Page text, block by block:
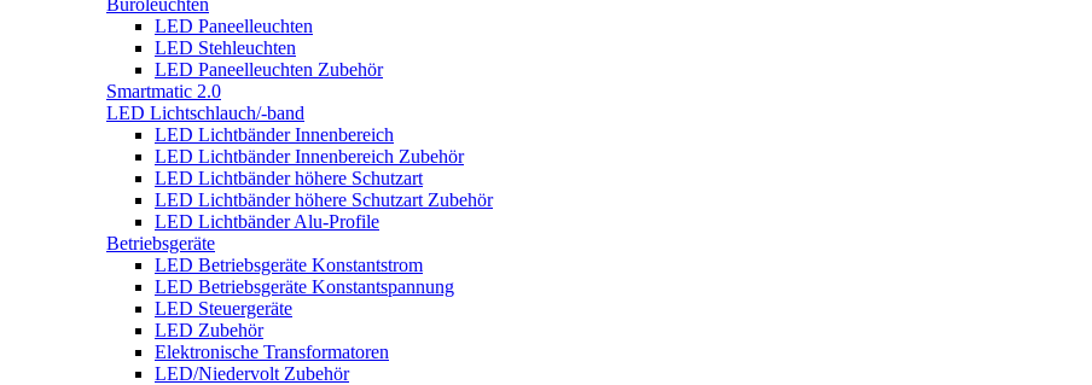
Büroleuchten
LED Paneelleuchten
LED Stehleuchten
LED Paneelleuchten Zubehör
Smartmatic 2.0
LED Lichtschlauch/-band
LED Lichtbänder Innenbereich
LED Lichtbänder Innenbereich Zubehör
LED Lichtbänder höhere Schutzart
LED Lichtbänder höhere Schutzart Zubehör
LED Lichtbänder Alu-Profile
Betriebsgeräte
LED Betriebsgeräte Konstantstrom
LED Betriebsgeräte Konstantspannung
LED Steuergeräte
LED Zubehör
Elektronische Transformatoren
LED/Niedervolt Zubehör